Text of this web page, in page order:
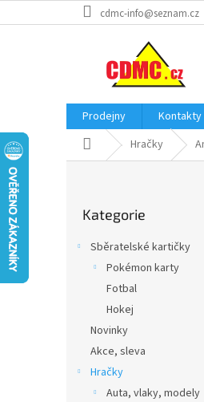
na
cdmc-info@seznam.cz
Prodejny Kontakty
Domů Hračky
kategorie
Kategorie
Sběratelské kartičky
Pokémon karty
Fotbal
Hokej
Novinky
Akce, sleva
Hračky
Auta, vlaky, modely